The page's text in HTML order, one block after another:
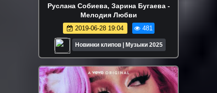
Руслана Собиева, Зарина Бугаева -
Мелодия Любви
2019-06-28 19:04 481
Новинки клипов | Музыки 2025